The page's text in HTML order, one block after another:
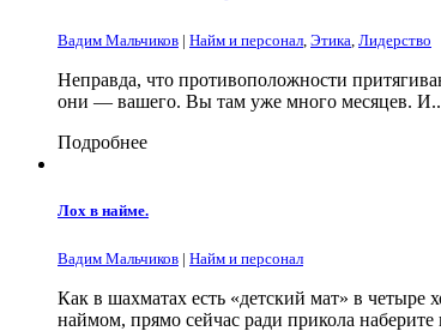
Вадим Мальчиков | Найм и персонал Этика Лидерство
Неправда, что противоположности
они — вашего. Вы там уже много месяцев.
Подробнее
Лох в найме.
Вадим Мальчиков | Найм и персонал
Как в шахматах есть «детский мат» в четыре
наймом, прямо сейчас ради прикола наберите